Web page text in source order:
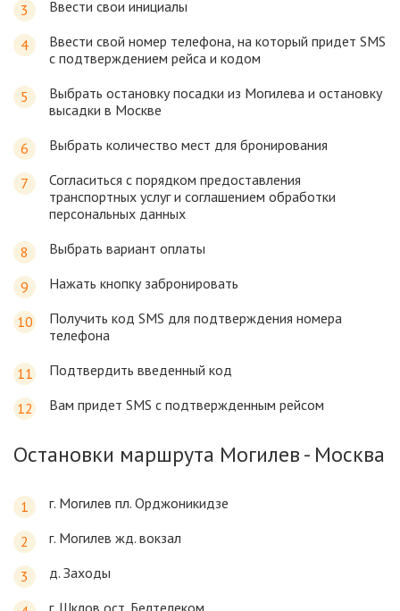
Ввести свои инициалы
Ввести свой номер телефона, на который придет SMS
с подтверждением рейса и кодом
Выбрать остановку посадки из Могилева и остановку
высадки в Москве
Выбрать количество мест для бронирования
Согласиться с порядком предоставления
транспортных услуг и соглашением обработки
персональных данных
Выбрать вариант оплаты
Нажать кнопку забронировать
Получить код SMS для подтверждения номера
телефона
Подтвердить введенный код
Вам придет SMS с подтвержденным рейсом
Остановки маршрута Могилев - Москва
г. Могилев пл. Орджоникидзе
г. Могилев жд. вокзал
д. Заходы
г. Шклов ост. Белтелеком